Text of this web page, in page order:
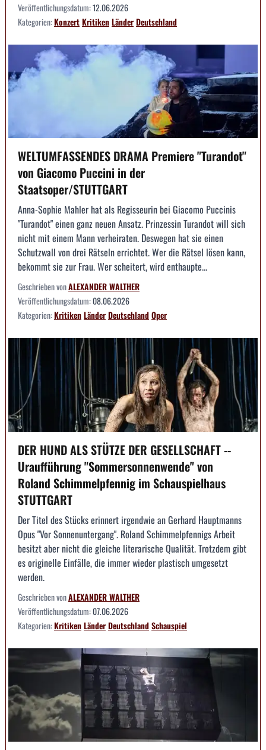
Veröffentlichungsdatum:12.06.2026
Kategorien:KonzertKritikenLänderDeutschland
WELTUMFASSENDES DRAMA Premiere "Turandot"
von Giacomo Puccini in der
Staatsoper/STUTTGART
Anna-Sophie Mahler hat als Regisseurin bei Giacomo Puccinis
"Turandot" einen ganz neuen Ansatz. Prinzessin Turandot will sich
nicht mit einem Mann verheiraten. Deswegen hat sie einen
Schutzwall von drei Rätseln errichtet. Wer die Rätsel lösen kann,
bekommt sie zur Frau. Wer scheitert, wird enthaupte...
Geschrieben vonALEXANDER WALTHER
Veröffentlichungsdatum:08.06.2026
Kategorien:KritikenLänderDeutschlandOper
DER HUND ALS STÜTZE DER GESELLSCHAFT --
Uraufführung "Sommersonnenwende" von
Roland Schimmelpfennig im Schauspielhaus
STUTTGART
Der Titel des Stücks erinnert irgendwie an Gerhard Hauptmanns
Opus "Vor Sonnenuntergang". Roland Schimmelpfennigs Arbeit
besitzt aber nicht die gleiche literarische Qualität. Trotzdem gibt
es originelle Einfälle, die immer wieder plastisch umgesetzt
werden.
Geschrieben vonALEXANDER WALTHER
Veröffentlichungsdatum:07.06.2026
Kategorien:KritikenLänderDeutschlandSchauspiel